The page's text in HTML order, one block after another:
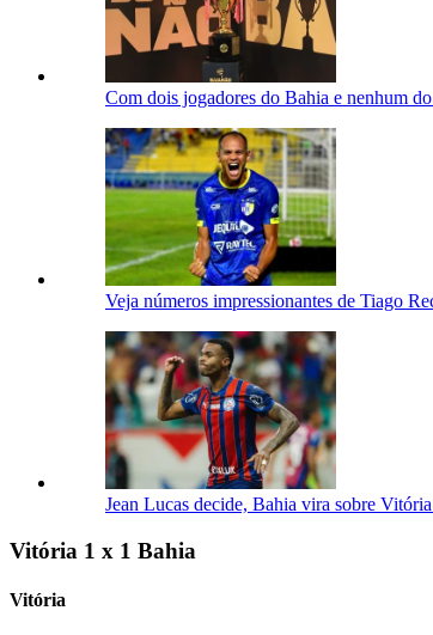
Com dois jogadores do Bahia e nenhum
Veja números impressionantes de Tiago
Jean Lucas decide, Bahia vira sobre
Vitória 1 x 1 Bahia
Vitória